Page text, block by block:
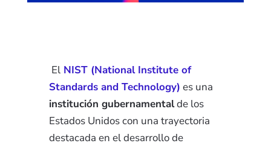
ElNIST (National Institute of
Standards and Technology) es una
institución gubernamentalde los
Estados Unidos con una trayectoria
destacada en el desarrollo de